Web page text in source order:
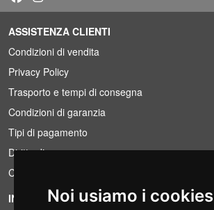
Noi usiamo i cookies
ASSISTENZA CLIENTI
Condizioni di vendita
Privacy Policy
Trasporto e tempi di consegna
Condizioni di garanzia
Tipi di pagamento
Diritto di recesso
Condizioni IVA
INFORMAZIONI